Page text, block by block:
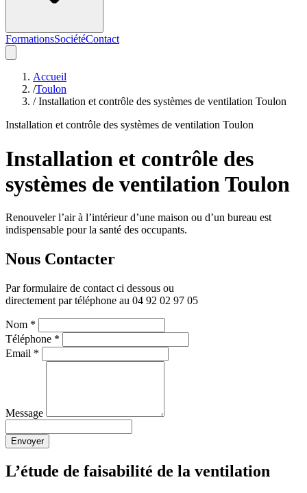
FormationsSociétéContact
Accueil
/Toulon
/ Installation et contrôle des systèmes de ventilation Toulon
Installation et contrôle des systèmes de ventilation Toulon
Installation et contrôle des
systèmes de ventilation Toulon
Renouveler l’air à l’intérieur d’une maison ou d’un bureau est
indispensable pour la santé des occupants.
Nous Contacter
Par formulaire de contact ci dessous ou
directement par téléphone au 04 92 02 97 05
Nom *
Téléphone *
Email *
Message
Envoyer
L’étude de faisabilité de la ventilation